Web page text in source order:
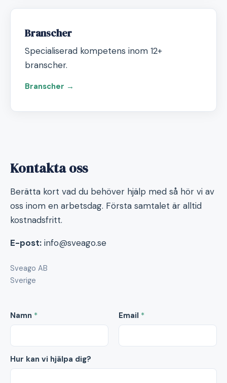
Branscher
Specialiserad kompetens inom 12+
branscher.
Branscher →
Kontakta oss
Berätta kort vad du behöver hjälp med så hör vi av
oss inom en arbetsdag. Första samtalet är alltid
kostnadsfritt.
E-post: info@sveago.se
Sveago AB
Sverige
Namn * Email *
Hur kan vi hjälpa dig?